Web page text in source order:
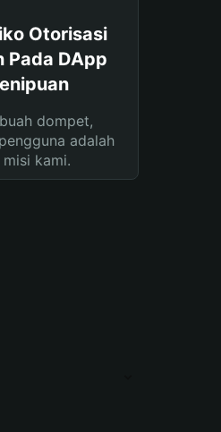
Otorisasi
Pada DApp
dompet,
adalah
kami.